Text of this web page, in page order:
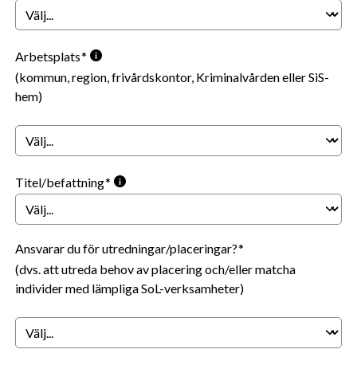
Arbetsplats
(kommun, region, frivårdskontor, Kriminalvården eller SiS-
hem)
Titel/befattning
Ansvarar du för utredningar/placeringar?
(dvs. att utreda behov av placering och/eller matcha
individer med lämpliga SoL-verksamheter)